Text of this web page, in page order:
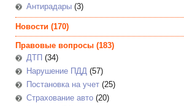
Антирадары (3)
Новости (170)
Правовые вопросы (183)
ДТП (34)
Нарушение ПДД (57)
Постановка на учет (25)
Страхование авто (20)